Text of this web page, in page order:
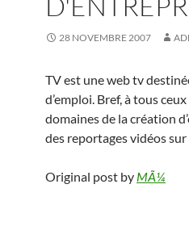
28 NOVEMBRE 2007
TV est une web tv
d’emploi. Bref, à tous
domaines de la création
des reportages vidéos
Original post by MÃ¼